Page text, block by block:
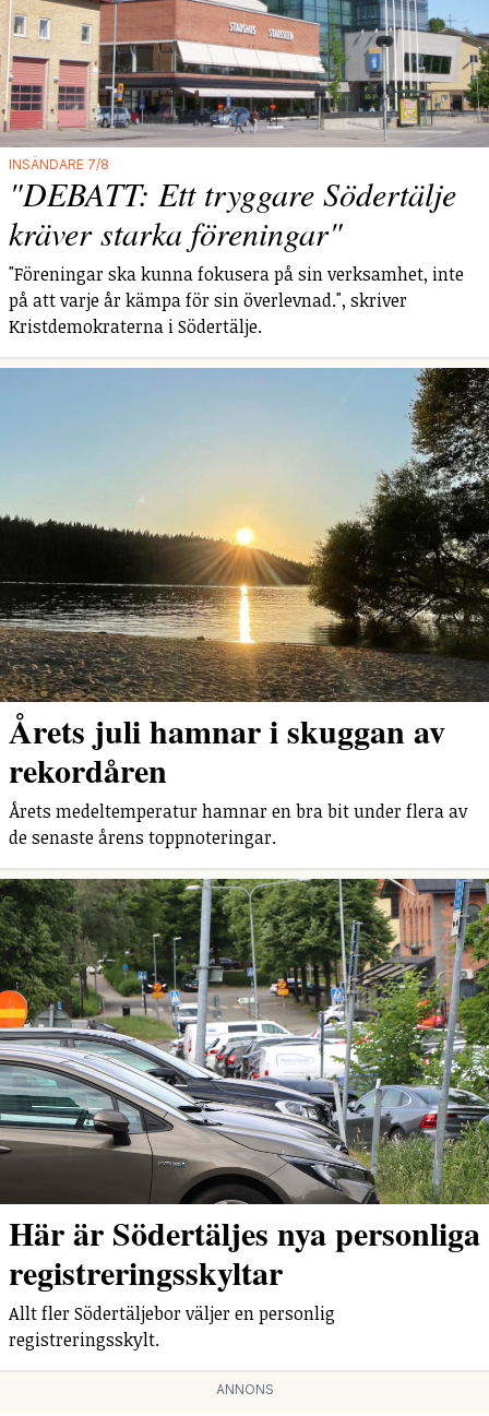
INSÄNDARE 7/8
"DEBATT: Ett tryggare Södertälje
kräver starka föreningar"
"Föreningar ska kunna fokusera på sin verksamhet, inte
på att varje år kämpa för sin överlevnad.", skriver
Kristdemokraterna i Södertälje.
Årets juli hamnar i skuggan av
rekordåren
Årets medeltemperatur hamnar en bra bit under flera av
de senaste årens toppnoteringar.
Här är Södertäljes nya personliga
registreringsskyltar
Allt fler Södertäljebor väljer en personlig
registreringsskylt.
ANNONS